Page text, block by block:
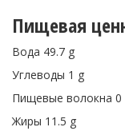
Пищевая
Вода 49.7 g
Углеводы 1 g
Пищевые волокна 0
Жиры 11.5 g